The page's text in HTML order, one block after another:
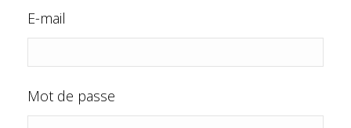
E-mail
Mot de passe